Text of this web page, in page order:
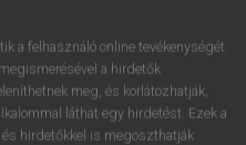
a felhasználó online tevékenységét.
a hirdetők
meg, és korlátozhatják,
láthat egy hirdetést. Ezek a
hirdetőkkel is megoszthatják